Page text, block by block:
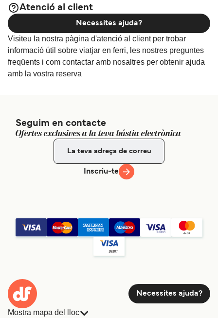
Atenció al client
Visiteu la nostra pàgina d'atenció al client per trobar
informació útil sobre viatjar en ferri, les nostres preguntes
freqüents i com contactar amb nosaltres per obtenir ajuda
amb la vostra reserva
Necessites ajuda?
Seguim en contacte
Ofertes exclusives a la teva bústia electrònica
Inscriu-te
Necessites ajuda?
Mostra mapa del lloc